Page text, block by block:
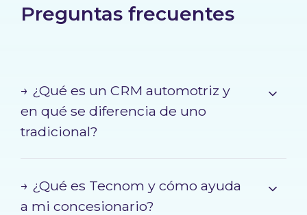
Preguntas frecuentes
→ ¿Qué es un CRM automotriz y
en qué se diferencia de uno
tradicional?
→ ¿Qué es Tecnom y cómo ayuda
a mi concesionario?